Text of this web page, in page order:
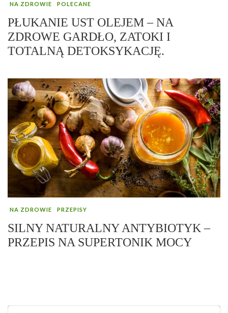
NA ZDROWIE POLECANE
PŁUKANIE UST OLEJEM – NA
ZDROWE GARDŁO, ZATOKI I
TOTALNĄ DETOKSYKACJĘ.
NA ZDROWIE PRZEPISY
SILNY NATURALNY ANTYBIOTYK –
PRZEPIS NA SUPERTONIK MOCY